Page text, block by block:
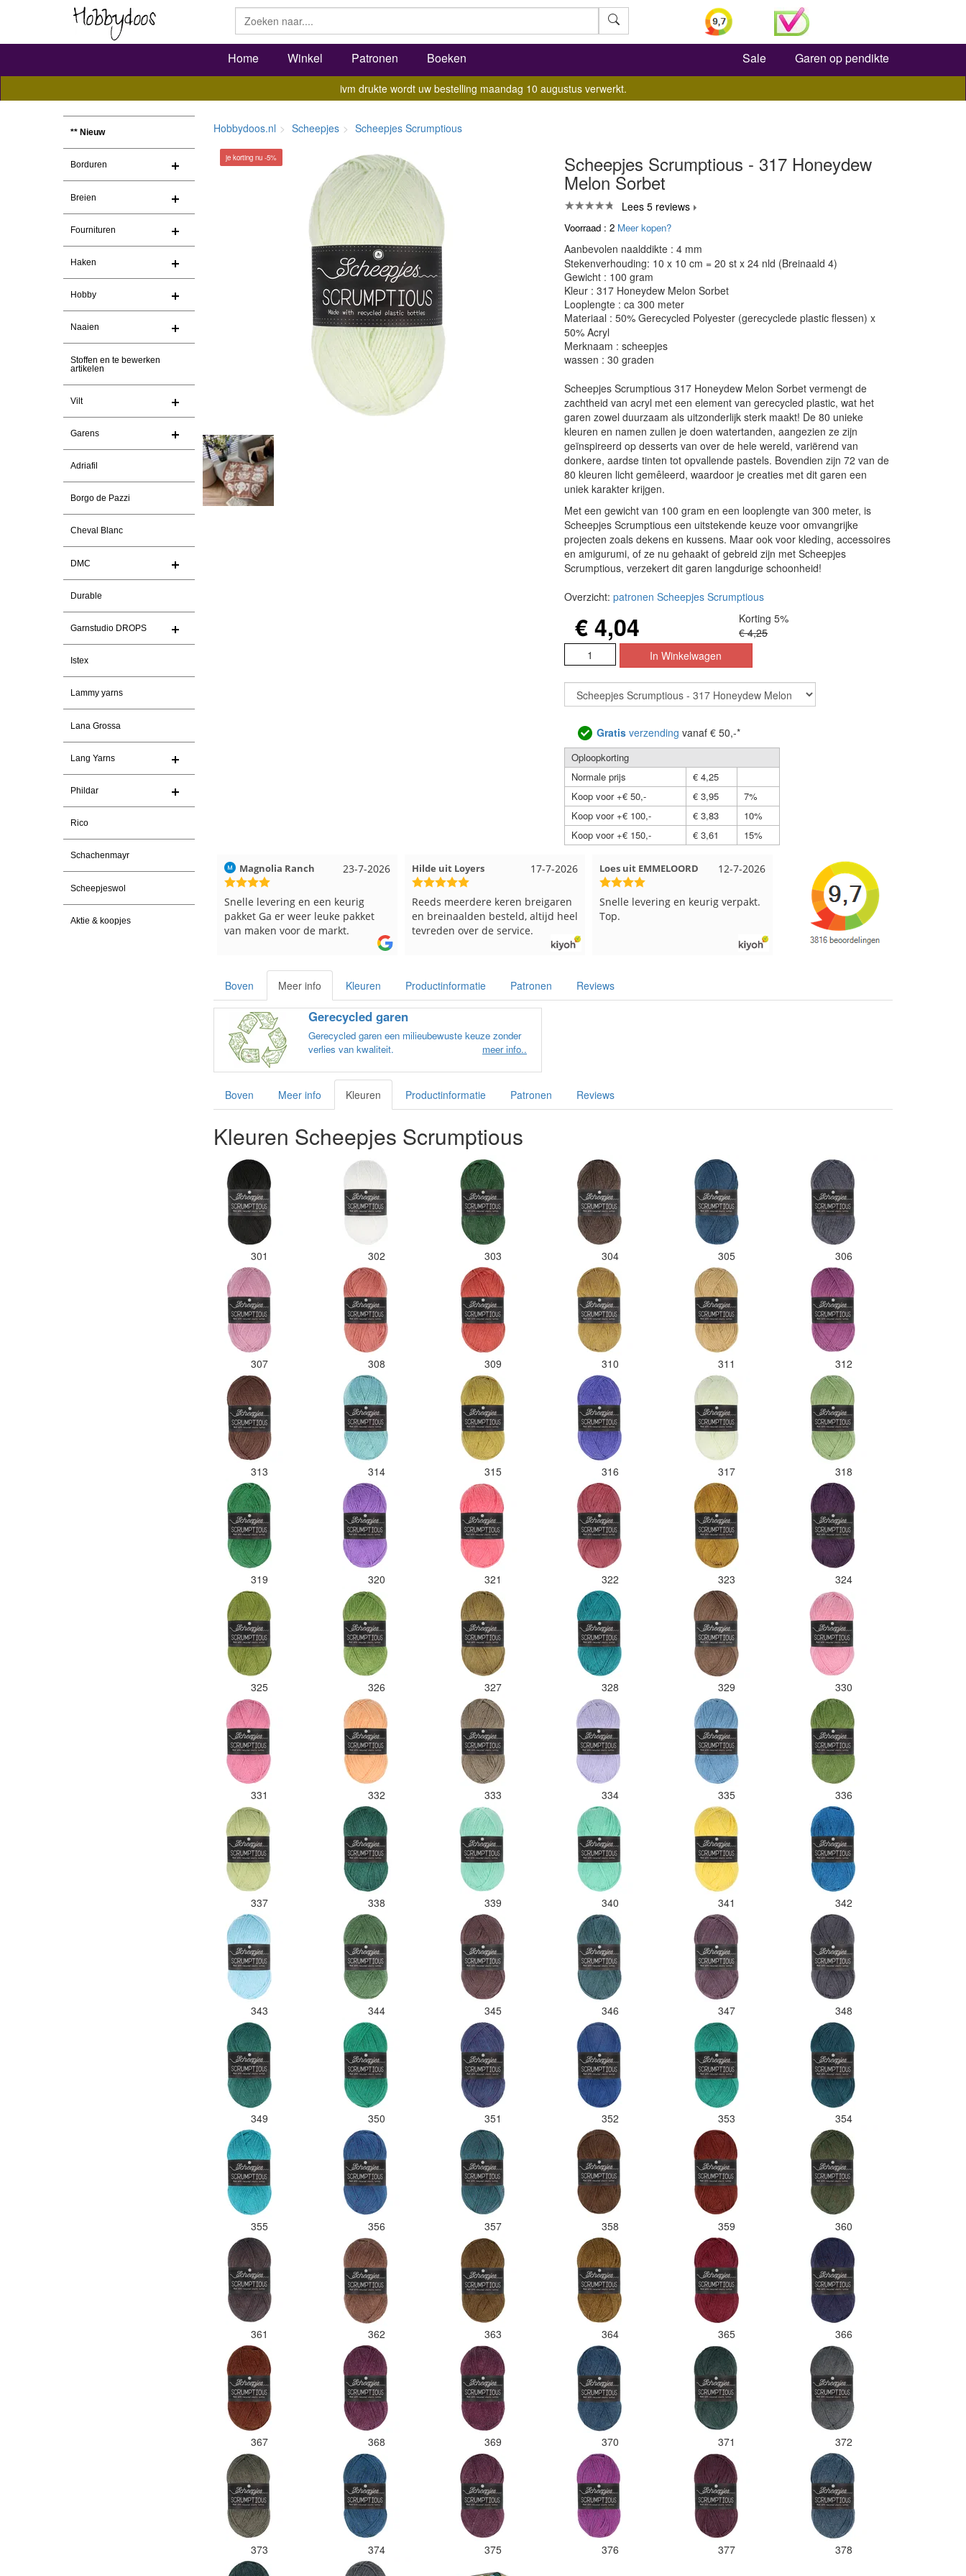
Zoeken
Home Winkel Patronen Boeken Sale Garen op pendikte
ivm drukte wordt uw bestelling maandag 10 augustus verwerkt.
** Nieuw
Borduren
Breien
Fournituren
Haken
Hobby
Naaien
Stoffen en te bewerken
artikelen
Vilt
Garens
Adriafil
Borgo de Pazzi
Cheval Blanc
DMC
Durable
Garnstudio DROPS
Istex
Lammy yarns
Lana Grossa
Lang Yarns
Phildar
Rico
Schachenmayr
Scheepjeswol
Aktie & koopjes
Hobbydoos.nl Scheepjes Scheepjes Scrumptious
je korting nu -5% Scheepjes Scrumptious - 317 Honeydew
Melon Sorbet
Lees 5 reviews
Voorraad : 2 Meer kopen?
Aanbevolen naalddikte : 4 mm
Stekenverhouding: 10 x 10 cm = 20 st x 24 nld (Breinaald 4)
Gewicht : 100 gram
Kleur : 317 Honeydew Melon Sorbet
Looplengte : ca 300 meter
Materiaal : 50% Gerecycled Polyester (gerecyclede plastic flessen) x
50% Acryl
Merknaam : scheepjes
wassen : 30 graden
Scheepjes Scrumptious 317 Honeydew Melon Sorbet vermengt de
zachtheid van acryl met een element van gerecycled plastic, wat het
garen zowel duurzaam als uitzonderlijk sterk maakt! De 80 unieke
kleuren en namen zullen je doen watertanden, aangezien ze zijn
geïnspireerd op desserts van over de hele wereld, variërend van
donkere, aardse tinten tot opvallende pastels. Bovendien zijn 72 van de
80 kleuren licht gemêleerd, waardoor je creaties met dit garen een
uniek karakter krijgen.
Met een gewicht van 100 gram en een looplengte van 300 meter, is
Scheepjes Scrumptious een uitstekende keuze voor omvangrijke
projecten zoals dekens en kussens. Maar ook voor kleding, accessoires
en amigurumi, of ze nu gehaakt of gebreid zijn met Scheepjes
Scrumptious, verzekert dit garen langdurige schoonheid!
Overzicht: patronen Scheepjes Scrumptious
€ 4,04
Korting 5%
€ 4,25
Gratisverzending vanaf € 50,-*
Oploopkorting
Normale prijs
€ 4,25
Koop voor +€ 50,-
€ 3,95
7%
Koop voor +€ 100,-
€ 3,83
10%
Koop voor +€ 150,-
€ 3,61 15%
30-7-2026
Snelle levering. En prima garen
23-7-2026
Magnolia Ranch
Snelle levering en een keurig
pakket Ga er weer leuke pakket
van maken voor de markt.
17-7-2026
Hilde uit Loyers
Reeds meerdere keren breigaren
en breinaalden besteld, altijd heel
tevreden over de service.
12-7-2026
Loes uit EMMELOORD
Snelle levering en keurig verpakt.
Top.
Nell uit Beuningen
Goed verpakt en snelgeleverd
Boven Meer info Kleuren Productinformatie Patronen Reviews
Gerecycled garen
Gerecycled garen een milieubewuste keuze zonder
verlies van kwaliteit.
meer info..
Boven Meer info Kleuren Productinformatie Patronen Reviews
Kleuren Scheepjes Scrumptious
301 302 303 304 305 306
307 308 309 310 311 312
313 314 315 316 317 318
319 320 321 322 323 324
325 326 327 328 329 330
331 332 333 334 335 336
337 338 339 340 341 342
343 344 345 346 347 348
349 350 351 352 353 354
355 356 357 358 359 360
361 362 363 364 365 366
367 368 369 370 371 372
373 374 375 376 377 378